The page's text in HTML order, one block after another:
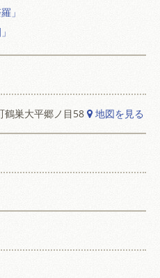
」
鶴巣大平郷ノ目58 地図を見る